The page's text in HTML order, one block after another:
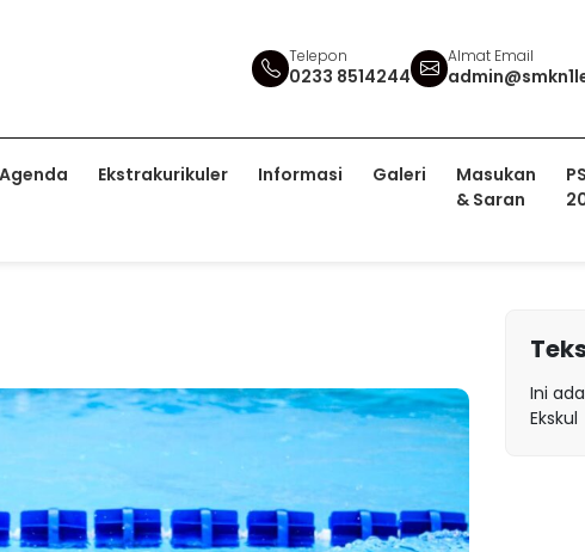
Telepon
0233 8514244
Almat Email
Agenda Ekstrakurikuler Informasi Galeri
Masukan
& Saran
Ini
Ekskul